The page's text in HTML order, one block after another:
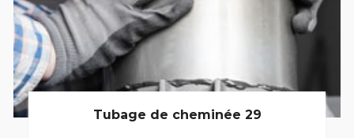
Tubage de cheminée 29